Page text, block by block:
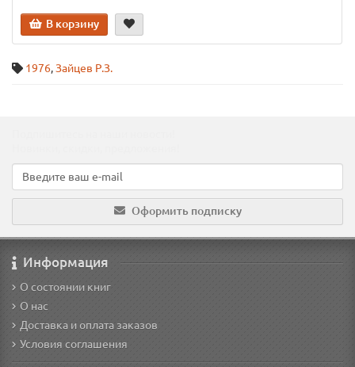
В корзину
1976,Зайцев Р.З.
Оформить подписку
Информация
О состоянии книг
О нас
Доставка и оплата заказов
Условия соглашения